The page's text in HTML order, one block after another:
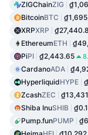
ZIGChainZIG
BitcoinBTC
XRPXRP
EthereumETH
PiPI ₫2,443.65
CardanoADA
HyperliquidHYPE
ZcashZEC
Shiba InuSHIB
Pump.funPUMP